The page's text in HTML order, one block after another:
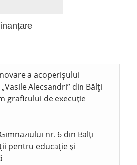
a acoperișului
Alecsandri” din Bălți
graficului de execuție
nr. 6 din Bălți
pentru educație și